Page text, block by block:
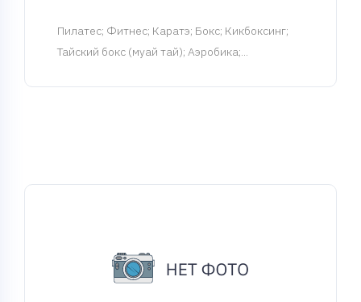
Пилатес; Фитнес; Каратэ; Бокс; Кикбоксинг;
Тайский бокс (муай тай); Аэробика;...